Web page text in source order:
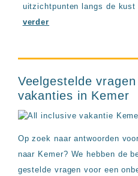
uitzichtpunten langs de kust
verder
Veelgestelde
vakanties in Kemer
Op zoek naar antwoorden
naar Kemer? We hebben de
gestelde vragen voor een